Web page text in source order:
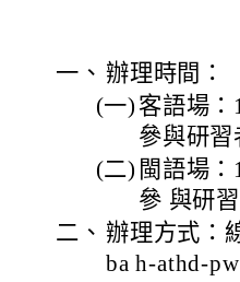
一、 辦理時間：
(一) 客語場
參與研習
(二) 閩語場
參 與研
二、 辦理方式：
ba h-athd-